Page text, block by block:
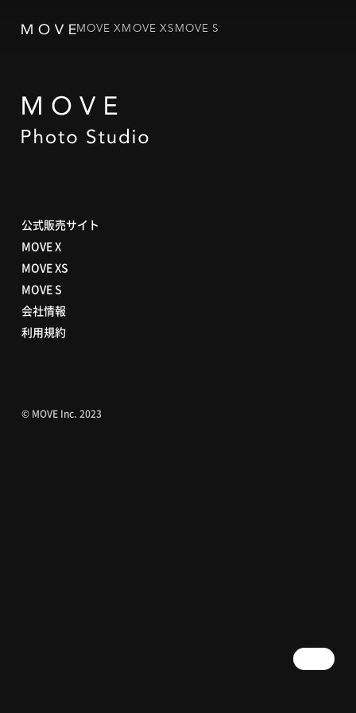
MOVE XMOVE XSMOVE S
公式販売サイト
MOVE X
MOVE XS
MOVE S
会社情報
利用規約
© MOVE Inc. 2023